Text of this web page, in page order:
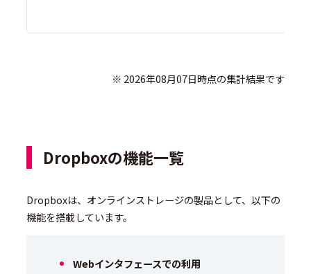
Dropboxの機能一覧
Dropboxは、オンラインストレージの製品として、以下の
機能を搭載しています。
Webインタフェースでの利用